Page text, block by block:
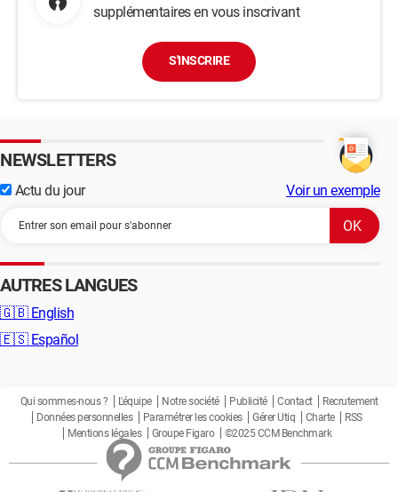
supplémentaires en vous inscrivant
S'INSCRIRE
NEWSLETTERS
Actu du jour Voir un exemple
AUTRES LANGUES
🇬🇧 English
🇪🇸 Español
Qui sommes-nous ? L'équipe Notre société Publicité Contact
Recrutement
Données personnelles
Paramétrer les cookies Gérer Utiq Charte
RSS
Mentions légales
Groupe Figaro ©2025 CCM Benchmark